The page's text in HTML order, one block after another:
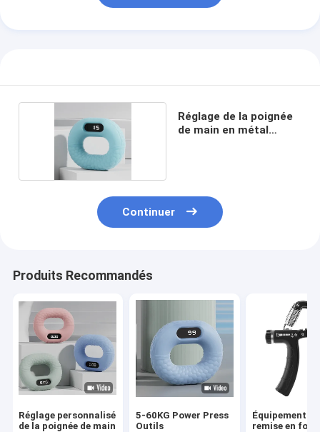
Réglage de la poignée
de main en métal
Continuer
Produits Recommandés
Réglage personnalisé
de la poignée de main
5-60KG Power Press
Outils
Équipement de
remise en